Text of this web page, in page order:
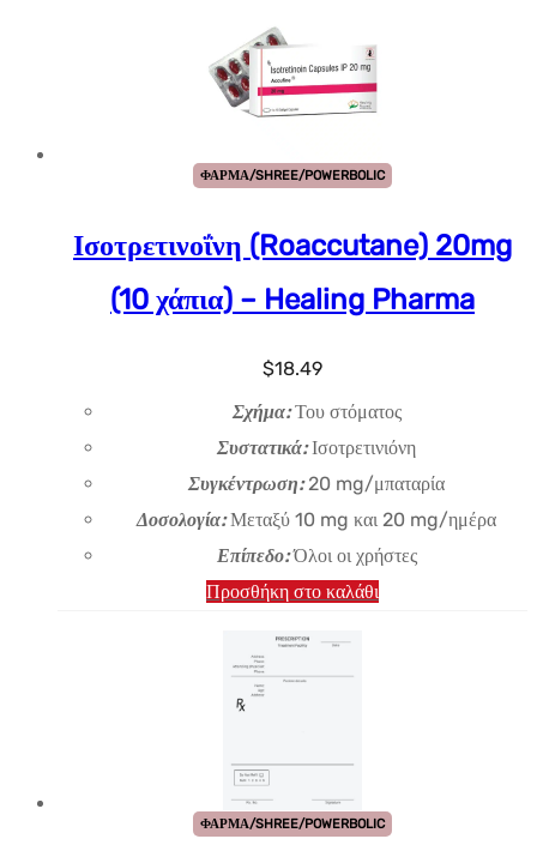
ΦΑΡΜΑ/SHREE/POWERBOLIC
Ισοτρετινοΐνη (Roaccutane) 20mg
(10 χάπια) – Healing Pharma
$18.49
Σχήμα:Του στόματος
Συστατικά:Ισοτρετινιόνη
Συγκέντρωση:20 mg/μπαταρία
Δοσολογία:Μεταξύ 10 mg και 20 mg/ημέρα
Επίπεδο:Όλοι οι χρήστες
Προσθήκη στο καλάθι
ΦΑΡΜΑ/SHREE/POWERBOLIC